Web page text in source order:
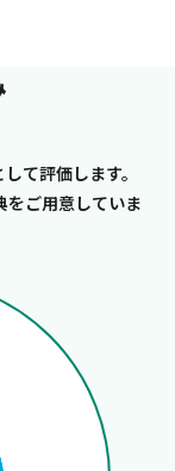
て評価します。
をご用意していま